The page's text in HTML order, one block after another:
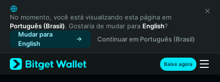
English
日本語
Tiếng Việt
Русский
Español (Latinoamérica)
Türkçe
No momento, você está visualizando esta página em
Português (Brasil). Gostaria de mudar para English?
Mudar para
English
Continuar em Português (Brasil)
Baixe agora